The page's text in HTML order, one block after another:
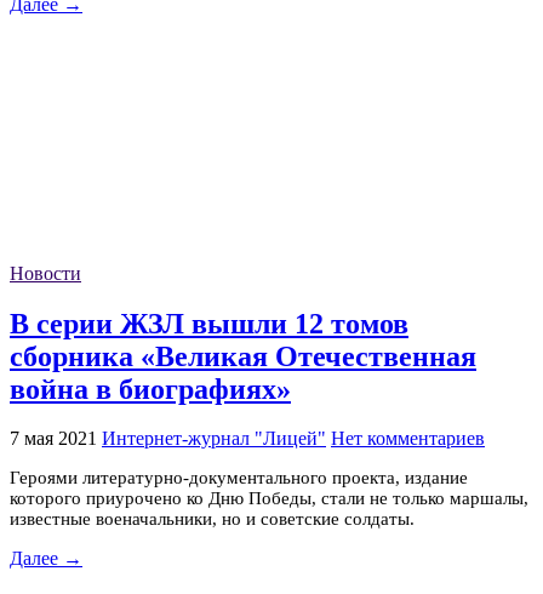
Далее →
Новости
В серии ЖЗЛ вышли 12 томов
сборника «Великая Отечественная
война в биографиях»
7 мая 2021 Интернет-журнал "Лицей" Нет комментариев
Героями литературно-документального проекта, издание
которого приурочено ко Дню Победы, стали не только маршалы,
известные военачальники, но и советские солдаты.
Далее →